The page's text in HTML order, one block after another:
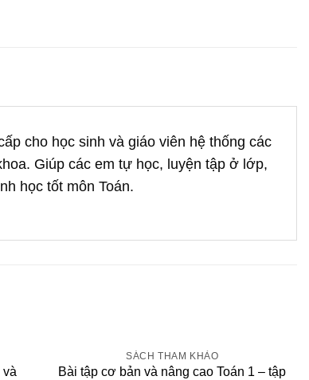
cho học sinh và giáo viên hệ thống các
Giúp các em tự học, luyện tập ở lớp,
học tốt môn Toán.
và
SÁCH THAM KHẢO
Bài tập cơ bản và nâng cao Toán 1 – tập